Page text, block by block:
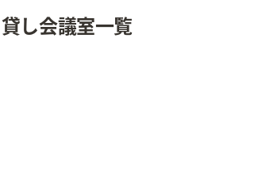
し会議室一覧